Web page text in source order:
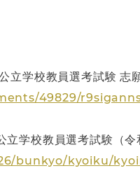
立学校教員選考試験 志
49829/
学校教員選考試験（令
bunkyo/kyoiku/